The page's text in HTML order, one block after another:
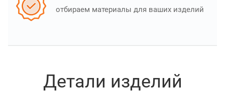
отбираем материалы для ваших изделий
Детали изделий